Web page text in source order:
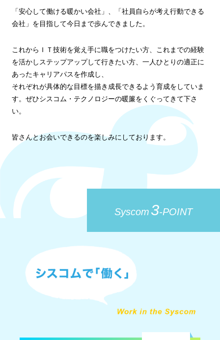
「安心して働ける暖かい会社」、「社員自らが考え行動できる
会社」を目指して今日まで歩んできました。
これからＩＴ技術を覚え手に職をつけたい方、これまでの経験
を活かしステップアップして行きたい方、一人ひとりの適正に
あったキャリアパスを作成し、
それぞれが具体的な目標を描き成長できるよう育成をしていま
す。ぜひシスコム・テクノロジーの暖簾をくぐってきて下さ
い。
皆さんとお会いできるのを楽しみにしております。
Syscom 3-POINT